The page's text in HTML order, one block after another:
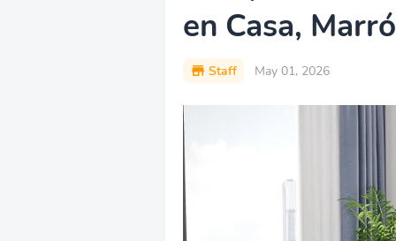
en Casa,
Staff May 01, 2026